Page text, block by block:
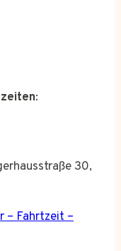
:
30,
– Fahrtzeit –